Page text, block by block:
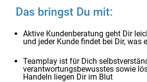
Das bringst Du mit:
Aktive Kundenberatung geht Dir
und jeder Kunde findet bei Dir, was
Teamplay ist für Dich
verantwortungsbewusstes sowie
Handeln liegen Dir im Blut